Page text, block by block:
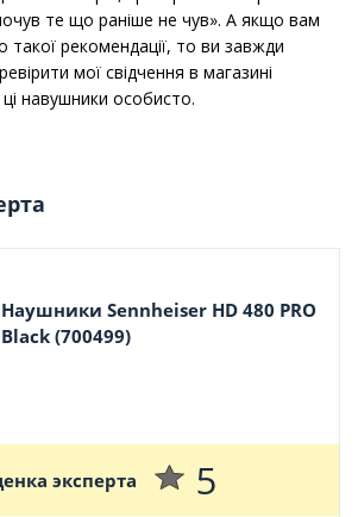
те що раніше не чув». А якщо вам
такої рекомендації, то ви завжди
мої свідчення в магазині
навушники особисто.
Наушники Sennheiser HD 480 PRO
Black (700499)
эксперта 5